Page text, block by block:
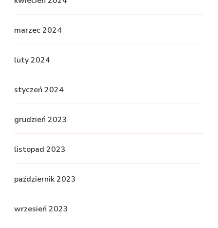
marzec 2024
luty 2024
styczeń 2024
grudzień 2023
listopad 2023
październik 2023
wrzesień 2023